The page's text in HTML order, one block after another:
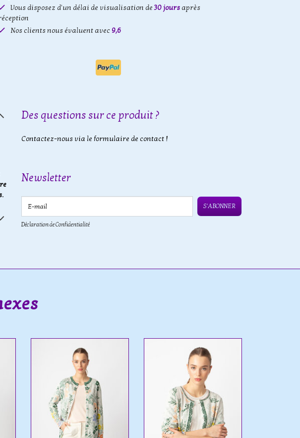
Vous disposez d'un délai de visualisation de30 jours après
Nos clients nous évaluent avec 9,6
Des questions sur ce produit ?
Contactez-nous via le formulaire de contact !
Newsletter
E-mail
S'ABONNER
Déclaration de Confidentialité